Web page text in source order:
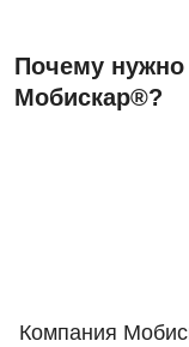
Почему нужно
Мобискар®?
Компания